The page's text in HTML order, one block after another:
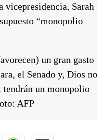
vicepresidencia, Sarah
“monopolio
un gran gasto
el Senado y, Dios no
tendrán un monopolio
AFP